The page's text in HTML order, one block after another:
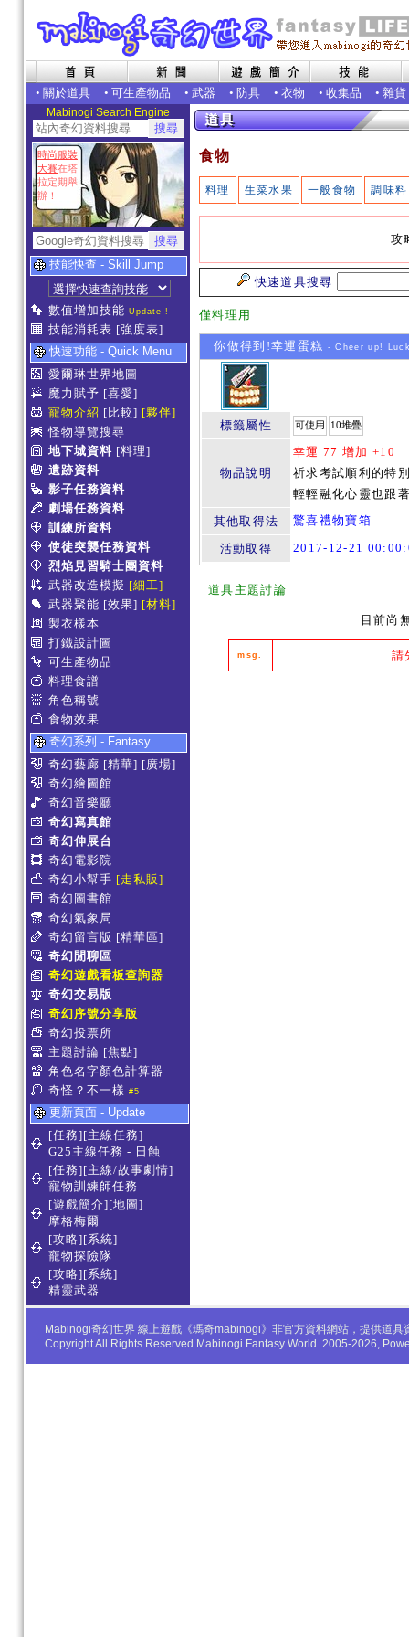
• 關於道具 • 可生產物品 • 武器 • 防具 • 衣物 • 收集品 • 雜貨
Mabinogi Search Engine
時尚服裝
大賽在塔
拉定期舉
辦！
技能快查 - Skill Jump
數值增加技能 Update !
技能消耗表 [強度表]
快速功能 - Quick Menu
愛爾琳世界地圖
魔力賦予 [喜愛]
寵物介紹 [比較] [夥伴]
怪物導覽搜尋
地下城資料 [料理]
遺跡資料
影子任務資料
劇場任務資料
訓練所資料
使徒突襲任務資料
烈焰見習騎士團資料
武器改造模擬 [細工]
武器聚能 [效果] [材料]
製衣樣本
打鐵設計圖
可生產物品
料理食譜
角色稱號
食物效果
奇幻系列 - Fantasy
奇幻藝廊 [精華] [廣場]
奇幻繪圖館
奇幻音樂廳
奇幻寫真館
奇幻伸展台
奇幻電影院
奇幻小幫手 [走私販]
奇幻圖書館
奇幻氣象局
奇幻留言版 [精華區]
奇幻閒聊區
奇幻遊戲看板查詢器
奇幻交易版
奇幻序號分享版
奇幻投票所
主題討論 [焦點]
角色名字顏色計算器
奇怪？不一樣 #5
更新頁面 - Update
[任務][主線任務]
G25主線任務 - 日蝕
[任務][主線/故事劇情]
寵物訓練師任務
[遊戲簡介][地圖]
摩格梅爾
[攻略][系統]
寵物探險隊
[攻略][系統]
精靈武器
食物
料理 生菜水果 一般食物 調味料
攻
快速道具搜尋
僅料理用
你做得到!幸運蛋糕 - Cheer up!
標籤屬性 可使用 10堆疊
物品說明
幸運 77 增加 +10
祈求考試順利的特
輕輕融化心靈也跟
其他取得法
驚喜禮物寶箱
活動取得 2017-12-21
道具主題討論
目前尚
msg. 請
Mabinogi奇幻世界 線上遊戲《瑪奇mabinogi》非官方資料網站，提供道
Copyright All Rights Reserved Mabinogi Fantasy World. 2005-2026,